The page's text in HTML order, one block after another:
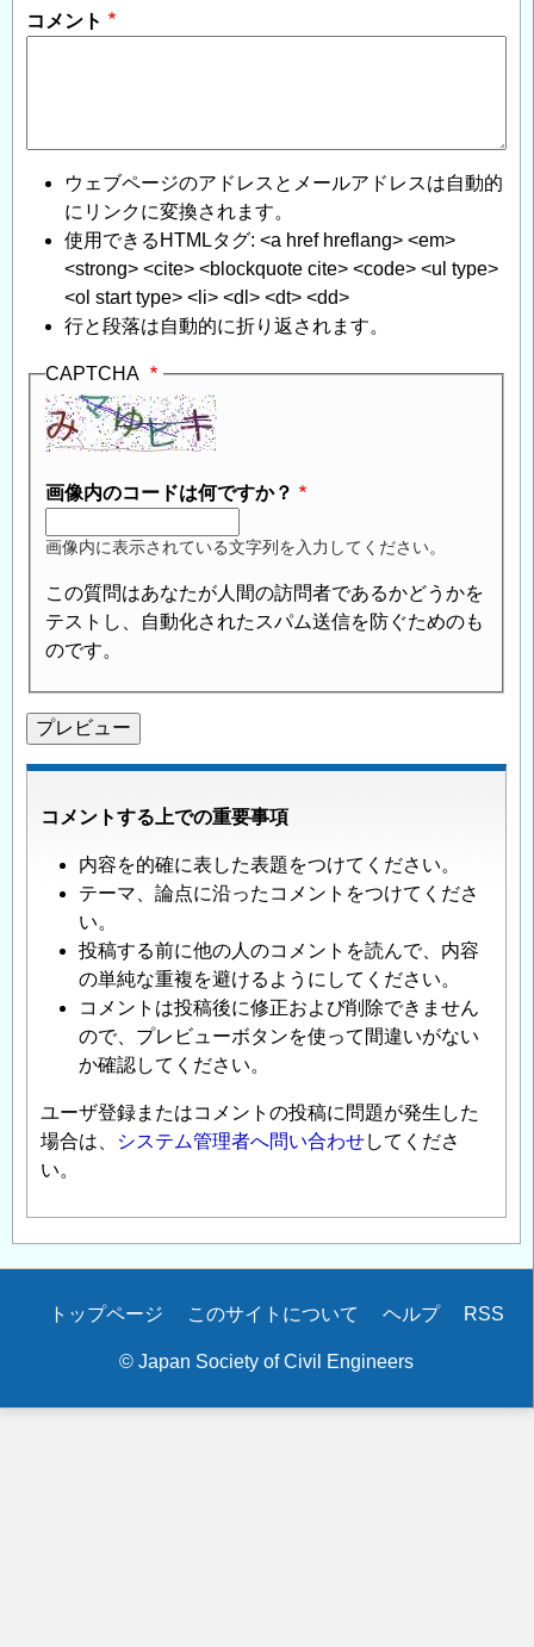
コメント
ウェブページのアドレスとメールアドレスは自動的
にリンクに変換されます。
使用できるHTMLタグ: <a href hreflang> <em>
<strong> <cite> <blockquote cite> <code> <ul type>
<ol start type> <li> <dl> <dt> <dd>
行と段落は自動的に折り返されます。
CAPTCHA
画像内のコードは何ですか？
画像内に表示されている文字列を入力してください。
この質問はあなたが人間の訪問者であるかどうかを
テストし、自動化されたスパム送信を防ぐためのも
のです。
コメントする上での重要事項
内容を的確に表した表題をつけてください。
テーマ、論点に沿ったコメントをつけてくださ
い。
投稿する前に他の人のコメントを読んで、内容
の単純な重複を避けるようにしてください。
コメントは投稿後に修正および削除できません
ので、プレビューボタンを使って間違いがない
か確認してください。
ユーザ登録またはコメントの投稿に問題が発生した
場合は、
システム管理者へ問い合わせしてくださ
い。
Secondary
トップページ このサイトについて ヘルプ RSS
© Japan Society of Civil Engineers